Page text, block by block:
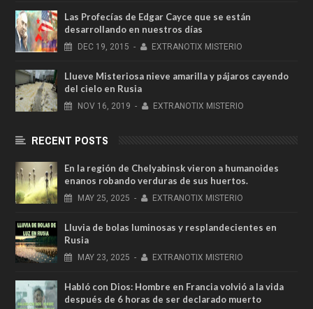
Las Profecías de Edgar Cayce que se están
desarrollando en nuestros días
DEC 19, 2015 - EXTRANOTIX MISTERIO
Llueve Misteriosa nieve amarilla y pájaros cayendo
del cielo en Rusia
NOV 16, 2019 - EXTRANOTIX MISTERIO
RECENT POSTS
En la región de Chelyabinsk vieron a humanoides
enanos robando verduras de sus huertos.
MAY 25, 2025 - EXTRANOTIX MISTERIO
Lluvia de bolas luminosas y resplandecientes en
Rusia
MAY 23, 2025 - EXTRANOTIX MISTERIO
Habló con Dios: Hombre en Francia volvió a la vida
después de 6 horas de ser declarado muerto